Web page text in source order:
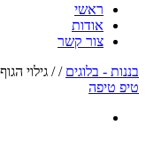
ראשי
אודות
צור קשר
בננות - בלוגים /
/ גילוי הגוף
טיפ טיפה